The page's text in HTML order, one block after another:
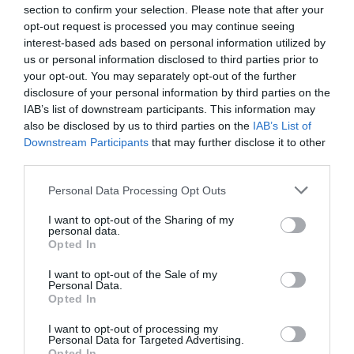
section to confirm your selection. Please note that after your
opt-out request is processed you may continue seeing
interest-based ads based on personal information utilized by
us or personal information disclosed to third parties prior to
your opt-out. You may separately opt-out of the further
disclosure of your personal information by third parties on the
IAB’s list of downstream participants. This information may
also be disclosed by us to third parties on the IAB’s List of
Downstream Participants that may further disclose it to other
Personal Data Processing Opt Outs
I want to opt-out of the Sharing of my
personal data.
Opted In
I want to opt-out of the Sale of my
Personal Data.
Opted In
I want to opt-out of processing my
Personal Data for Targeted Advertising.
σχεδίου στο χώρο, τον διάλογο μεταξύ δισδιάστατης
και τρισδιάστατης μορφής, τη σχέση αρχιτεκτονικού
και ψευδαισθητικού χώρου, μέσα από διερευνήσεις και
πειραματισμούς πάνω στη γλυπτική, τη φωτογραφία, τη
χρήση της κίνησης, του φωτός και της κλίμακας. Με
διαπολιτισμικές αναφορές από την αρχαία αιγυπτιακή
τέχνη, την αρχαία Ελλάδα, τον πολιτισμό των Μάγια
μέχρι την ιστορία της τέχνης του 20ου αιώνα, την
σύγχρονη εικονογραφία αλλά και σημαντικές στιγμές
έργο του Λάππα ανοίγεται και διαμορφώνεται ανάμεσα
σε δίπολα όπως το προσωπικό και το συλλογικό, το
ιδιωτικό και το δημόσιο, το έργο τέχνης και ο θεατής,
το τοπικό και το παγκόσμιο, η Ανατολή και η Δύση.
Παράλληλα, ως καθηγητής στη Ανωτάτη Σχολή Καλών
Τεχνών επηρέασε βαθιά νεότερες γενιές καλλιτεχνών.
Η έκθεση πραγματοποιείται στο πλαίσιο του